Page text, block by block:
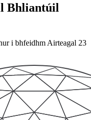
Bhliantúil
i bhfeidhm Airteagal 23